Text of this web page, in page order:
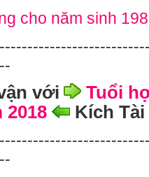
cho năm sinh
với
Tuổi
2018
Kích Tài